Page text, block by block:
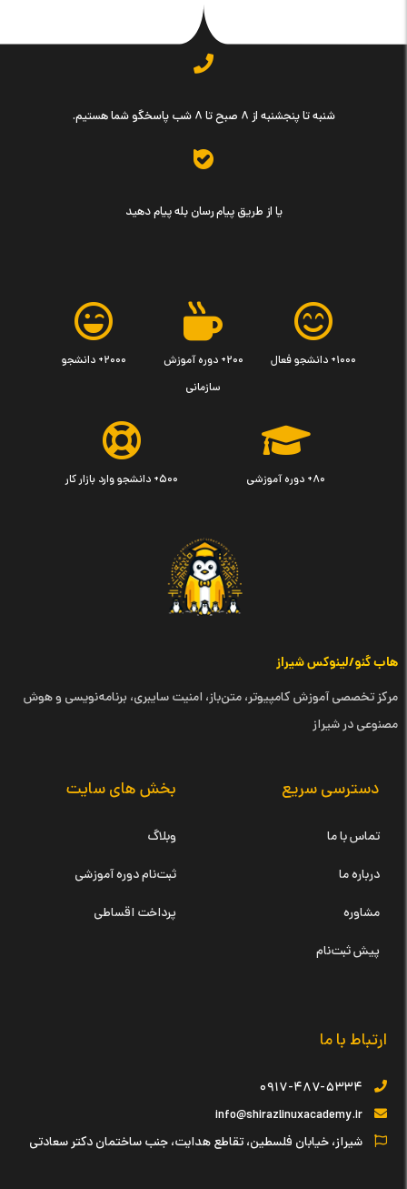
شنبه تا پنجشنبه از ۸ صبح تا ۸ شب پاسخگو شما هستیم.
یا از طریق پیام رسان بله پیام دهید
۱۰۰۰+ دانشجو فعال
۲۰۰+ دوره آموزش
سازمانی
۲۰۰۰+ دانشجو
۸۰+ دوره آموزشی ۵۰۰+ دانشجو وارد بازار کار
هاب گنو/لینوکس شیراز
مرکز تخصصی آموزش کامپیوتر، متن‌باز، امنیت سایبری، برنامه‌نویسی و هوش
مصنوعی در شیراز
دسترسی سریع
تماس با ما
درباره ما
مشاوره
پیش ثبت‌نام
بخش های سایت
وبلاگ
ثبت‌نام دوره آموزشی
پرداخت اقساطی
ارتباط با ما
۰۹۱۷-۴۸۷-۵۳۳۴
info@shirazlinuxacademy.ir
شیراز، خیابان فلسطین، تقاطع هدایت، جنب ساختمان دکتر سعادتی